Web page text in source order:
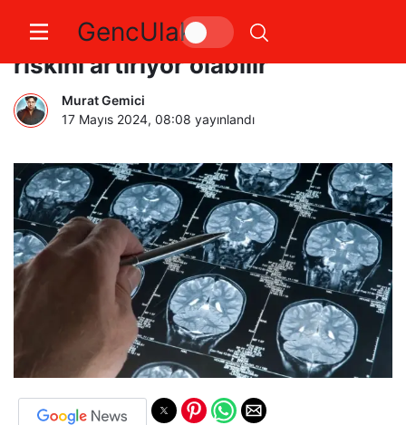
GencUlak
Travmatik olaylar Alzheimer
riskini artırıyor olabilir
Murat Gemici
17 Mayıs 2024, 08:08 yayınlandı